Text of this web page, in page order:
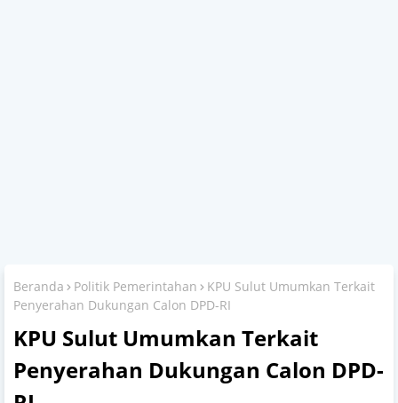
Beranda Politik Pemerintahan
KPU Sulut Umumkan Terkait
Penyerahan Dukungan Calon DPD-RI
KPU Sulut Umumkan Terkait
Penyerahan Dukungan Calon DPD-